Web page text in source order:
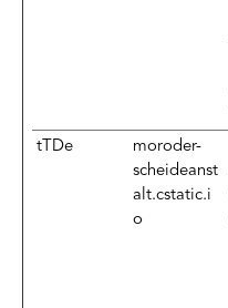
tTDe
moroder-
scheideanst
alt.cstatic.i
o